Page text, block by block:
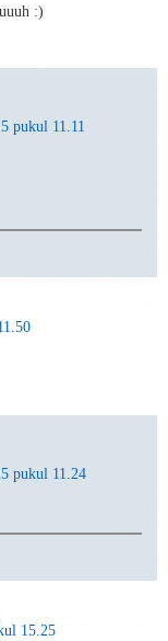
:)
pukul 11.11
pukul 11.24
15.25